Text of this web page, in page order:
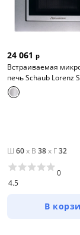
Все варианты
Цена
Белый
Черный
24 061 р
Встраиваемая
печь Schaub Lorenz
Ш 60x В 38x Г32
4.5
0
В